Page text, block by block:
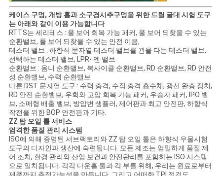
케이스 구멍, 개방 홀과 소구경시추구멍을 위한 드릴 굴대 시험 도구
는 아래와 같이 이용 가능합니다
RTTS는 세리레스 : 풀 보어 회복 가능 패커, 풀 보어 되찾을 수 있는
순환밸브, 풀 보어 되찾을 수 있는 안전 이음,
테스터 밸브 : 하향식 문자열 테스터 밸브를 관을 다는 테스터 밸브,
선택하는 테스터 밸브, LPR- 엔 밸브
순환밸브 : 옴니 순환밸브, 복사이클 순환밸브, RD 순환밸브, RD 안전
성 순환밸브, 수력 순환밸브
다른 DST 문자열 도구 : 수력 충격, 수직 충격 흡수체, 광선 완충 장치,
RD 안전 순환밸브, 우회와 고압 회복 가능 패커, 우승자 패커, IPO 밸
브, 소매형 배출 밸브, 방압변 샘플러, 제어판과 최고 안전판, 하향식
작전을 위한 BOP 안전판과 기타.
ZZ 탑 오일 툴 서비스
엄격한 품질 관리 시스템
ISO에 의해 증명된 서브팩토리와 ZZ 탑 오일 툴은 하향식 우물시험
도구의 디자인과 생산에 숙련됩니다. 모든 제조는 엄밀하게 품질 제
어 조치, 환경 관리와 산업 보건과 안전관리를 포함하는 ISO 시스템
으로 일치됩니다. 각각 다운홀 툴과 각 부를 위해, 우리는 원료로부터
제품까지 추적가능성을 만듭니다. 그리고 어떠한 TPI 점검도